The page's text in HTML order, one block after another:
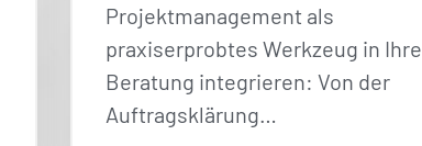
Projektmanagement als
praxiserprobtes Werkzeug in Ihre
Beratung integrieren: Von der
Auftragsklärung…